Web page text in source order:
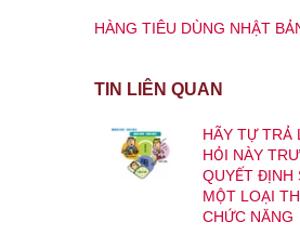
HÀNG TIÊU DÙNG NHẬT
TIN LIÊN QUAN
HÃY TỰ TRẢ
HỎI NÀY
QUYẾT ĐỊNH
MỘT LOẠI
CHỨC NĂNG